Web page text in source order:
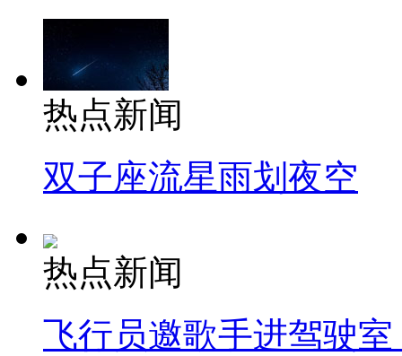
热点新闻
双子座流星雨划夜空
热点新闻
飞行员邀歌手进驾驶